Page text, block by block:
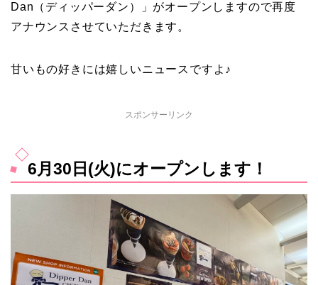
Dan（ディッパーダン）」がオープンしますので再度
アナウンスさせていただきます。
甘いもの好きには嬉しいニュースですよ♪
スポンサーリンク
6月30日(火)にオープンします！